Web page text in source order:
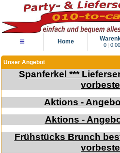
≡ Home 0 |
Unser Angebot
Spanferkel ***
Aktions -
Aktions -
Frühstücks Brunch